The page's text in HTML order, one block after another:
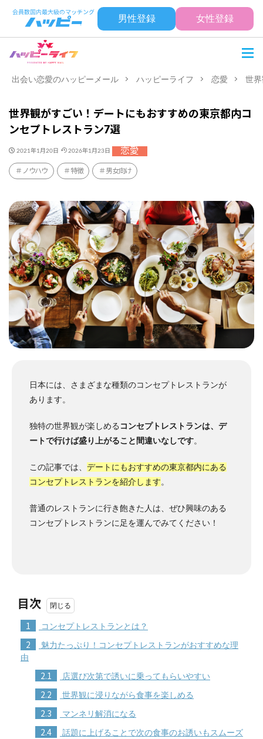
男性登録 女性登録
出会い恋愛のハッピーメール ハッピーライフ 恋愛 世
世界観がすごい！デートにもおすすめの東京都内コ
ンセプトレストラン7選
2021年1月20日 2026年1月23日 恋愛
ノウハウ 特徴 男女向け
日本には、さまざまな種類のコンセプトレストランが
あります。
独特の世界観が楽しめる コンセプトレストランは、デ
ートで行けば盛り上がること間違いなしです。
この記事では、 デートにもおすすめの東京都内にある
コンセプトレストランを紹介します。
普通のレストランに行き飽きた人は、ぜひ興味のある
コンセプトレストランに足を運んでみてください！
目次
1 コンセプトレストランとは？
2
魅力たっぷり！コンセプトレストランがおすすめな理
由
2.1 店選び次第で誘いに乗ってもらいやすい
2.2 世界観に浸りながら食事を楽しめる
2.3 マンネリ解消になる
2.4
話題に上げることで次の食事のお誘いもスムーズ